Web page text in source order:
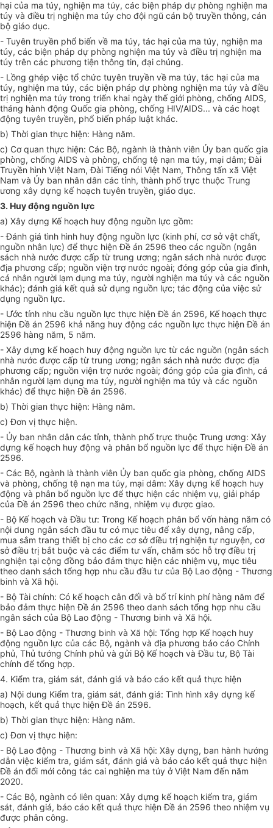
hại của ma túy, nghiện ma túy, các biện pháp dự phòng nghiện ma
túy và điều trị nghiện ma túy cho đội ngũ cán bộ truyền thông, cán
bộ giáo dục.
- Tuyên truyền phổ biến về ma túy, tác hại của ma túy, nghiện ma
túy, các biện pháp dự phòng nghiện ma túy và điều trị nghiện ma
túy trên các phương tiện thông tin, đại chúng.
- Lồng ghép việc tổ chức tuyên truyền về ma túy, tác hại của ma
túy, nghiện ma túy, các biện pháp dự phòng nghiện ma túy và điều
trị nghiện ma túy trong triển khai ngày thế giới phòng, chống AIDS,
tháng hành động Quốc gia phòng, chống HIV/AIDS... và các hoạt
động tuyên truyền, phổ biến pháp luật khác.
b) Thời gian thực hiện: Hàng năm.
c) Cơ quan thực hiện: Các Bộ, ngành là thành viên Ủy ban quốc gia
phòng, chống AIDS và phòng, chống tệ nạn ma túy, mại dâm; Đài
Truyền hình Việt Nam, Đài Tiếng nói Việt Nam, Thông tấn xã Việt
Nam và Ủy ban nhân dân các tỉnh, thành phố trực thuộc Trung
ương xây dựng kế hoạch tuyên truyền, giáo dục.
3. Huy động nguồn lực
a) Xây dựng Kế hoạch huy động nguồn lực gồm:
- Đánh giá tình hình huy động nguồn lực (kinh phí, cơ sở vật chất,
nguồn nhân lực) để thực hiện Đề án 2596 theo các nguồn (ngân
sách nhà nước được cấp từ trung ương; ngân sách nhà nước được
địa phương cấp; nguồn viện trợ nước ngoài; đóng góp của gia đình,
cá nhân người lạm dụng ma túy, người nghiện ma túy và các nguồn
khác); đánh giá kết quả sử dụng nguồn lực; tác động của việc sử
dụng nguồn lực.
- Ước tính nhu cầu nguồn lực thực hiện Đề án 2596, Kế hoạch thực
hiện Đề án 2596 khả năng huy động các nguồn lực thực hiện Đề án
2596 hàng năm, 5 năm.
- Xây dựng kế hoạch huy động nguồn lực từ các nguồn (ngân sách
nhà nước được cấp từ trung ương; ngân sách nhà nước được địa
phương cấp; nguồn viện trợ nước ngoài; đóng góp của gia đình, cá
nhân người lạm dụng ma túy, người nghiện ma túy và các nguồn
khác) để thực hiện Đề án 2596.
b) Thời gian thực hiện: Hàng năm.
c) Đơn vị thực hiện.
- Ủy ban nhân dân các tỉnh, thành phố trực thuộc Trung ương: Xây
dựng kế hoạch huy động và phân bổ nguồn lực để thực hiện Đề án
2596.
- Các Bộ, ngành là thành viên Ủy ban quốc gia phòng, chống AIDS
và phòng, chống tệ nạn ma túy, mại dâm: Xây dựng kế hoạch huy
động và phân bổ nguồn lực để thực hiện các nhiệm vụ, giải pháp
của Đề án 2596 theo chức năng, nhiệm vụ được giao.
- Bộ Kế hoạch và Đầu tư: Trong Kế hoạch phân bổ vốn hàng năm có
nội dung ngân sách đầu tư có mục tiêu để xây dựng, nâng cấp,
mua sắm trang thiết bị cho các cơ sở điều trị nghiện tự nguyện, cơ
sở điều trị bắt buộc và các điểm tư vấn, chăm sóc hỗ trợ điều trị
nghiện tại cộng đồng bảo đảm thực hiện các nhiệm vụ, mục tiêu
theo danh sách tổng hợp nhu cầu đầu tư của Bộ Lao động - Thương
binh và Xã hội.
- Bộ Tài chính: Có kế hoạch cân đối và bố trí kinh phí hàng năm để
bảo đảm thực hiện Đề án 2596 theo danh sách tổng hợp nhu cầu
ngân sách của Bộ Lao động - Thương binh và Xã hội.
- Bộ Lao động - Thương binh và Xã hội: Tổng hợp Kế hoạch huy
động nguồn lực của các Bộ, ngành và địa phương báo cáo Chính
phủ, Thủ tướng Chính phủ và gửi Bộ Kế hoạch và Đầu tư, Bộ Tài
chính để tổng hợp.
4. Kiểm tra, giám sát, đánh giá và báo cáo kết quả thực hiện
a) Nội dung Kiểm tra, giám sát, đánh giá: Tình hình xây dựng kế
hoạch, kết quả thực hiện Đề án 2596.
b) Thời gian thực hiện: Hàng năm.
c) Đơn vị thực hiện:
- Bộ Lao động - Thương binh và Xã hội: Xây dựng, ban hành hướng
dẫn việc kiểm tra, giám sát, đánh giá và báo cáo kết quả thực hiện
Đề án đổi mới công tác cai nghiện ma túy ở Việt Nam đến năm
2020.
- Các Bộ, ngành có liên quan: Xây dựng kế hoạch kiểm tra, giám
sát, đánh giá, báo cáo kết quả thực hiện Đề án 2596 theo nhiệm vụ
được phân công.